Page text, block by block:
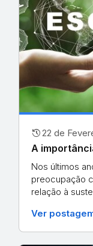
history22 de
A
Nos últimos
preocupação
relação à
Ver